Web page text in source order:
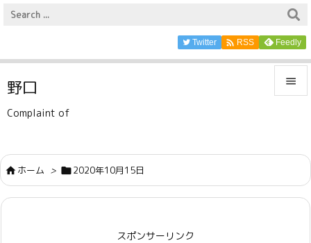

サイド

前へ
Twitter  RSS Feedly
野口
Complaint of
ホーム > 2020年10月15日
スポンサーリンク